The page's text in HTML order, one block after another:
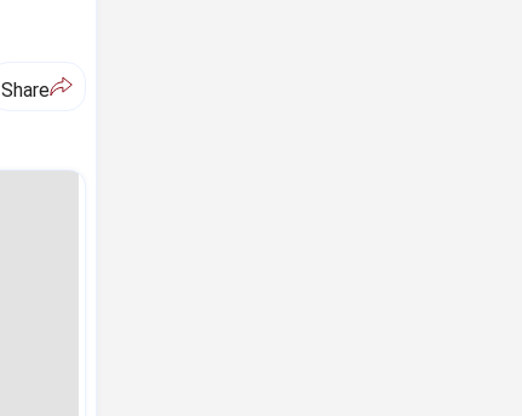
Share